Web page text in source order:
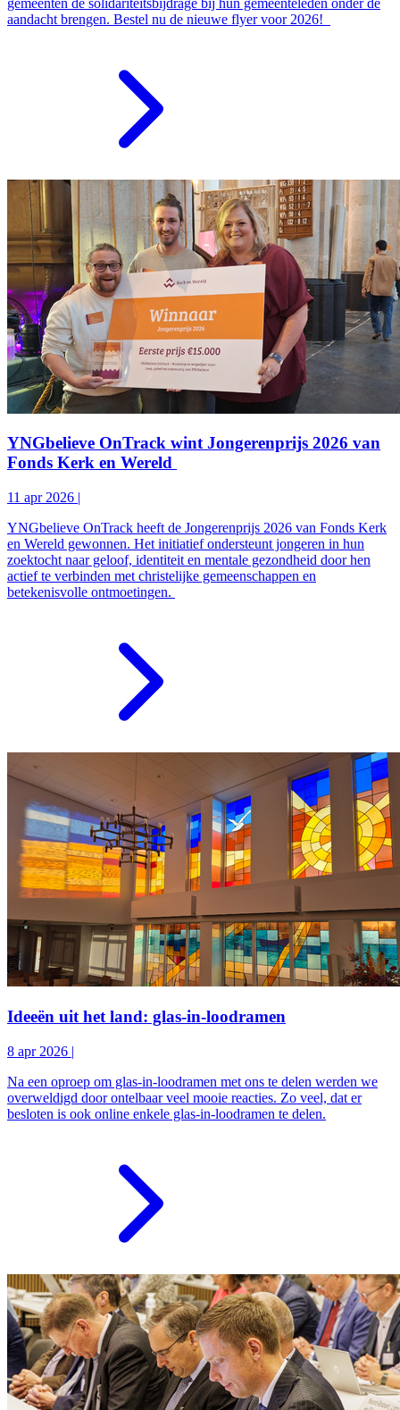
aandacht brengen. Bestel nu de nieuwe flyer voor 2026!
YNGbelieve OnTrack wint Jongerenprijs 2026 van
Fonds Kerk en Wereld
11 apr 2026 |
YNGbelieve OnTrack heeft de Jongerenprijs 2026 van Fonds Kerk
en Wereld gewonnen. Het initiatief ondersteunt jongeren in hun
zoektocht naar geloof, identiteit en mentale gezondheid door hen
actief te verbinden met christelijke gemeenschappen en
betekenisvolle ontmoetingen.
Ideeën uit het land: glas-in-loodramen
8 apr 2026 |
Na een oproep om glas-in-loodramen met ons te delen werden we
overweldigd door ontelbaar veel mooie reacties. Zo veel, dat er
besloten is ook online enkele glas-in-loodramen te delen.